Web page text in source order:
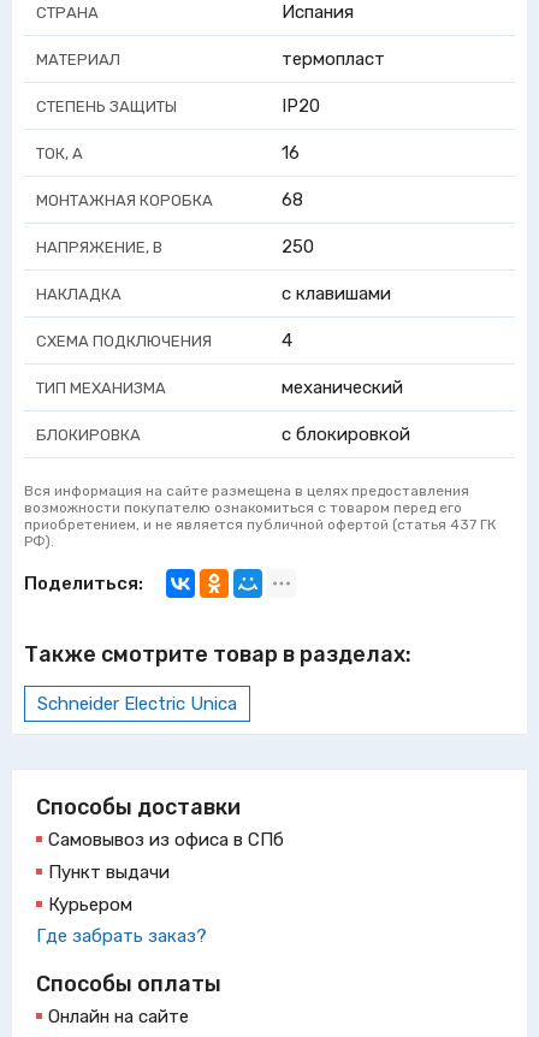
СТРАНА Испания
МАТЕРИАЛ термопласт
СТЕПЕНЬ ЗАЩИТЫ IP20
ТОК, А 16
МОНТАЖНАЯ КОРОБКА 68
НАПРЯЖЕНИЕ, В 250
НАКЛАДКА с клавишами
СХЕМА ПОДКЛЮЧЕНИЯ 4
ТИП МЕХАНИЗМА механический
БЛОКИРОВКА с блокировкой
Вся информация на сайте размещена в целях предоставления
возможности покупателю ознакомиться с товаром перед его
приобретением, и не является публичной офертой (статья 437 ГК
РФ).
Поделиться:
Также смотрите товар в разделах:
Schneider Electric Unica
Способы доставки
Самовывоз из офиса в СПб
Пункт выдачи
Курьером
Где забрать заказ?
Способы оплаты
Онлайн на сайте